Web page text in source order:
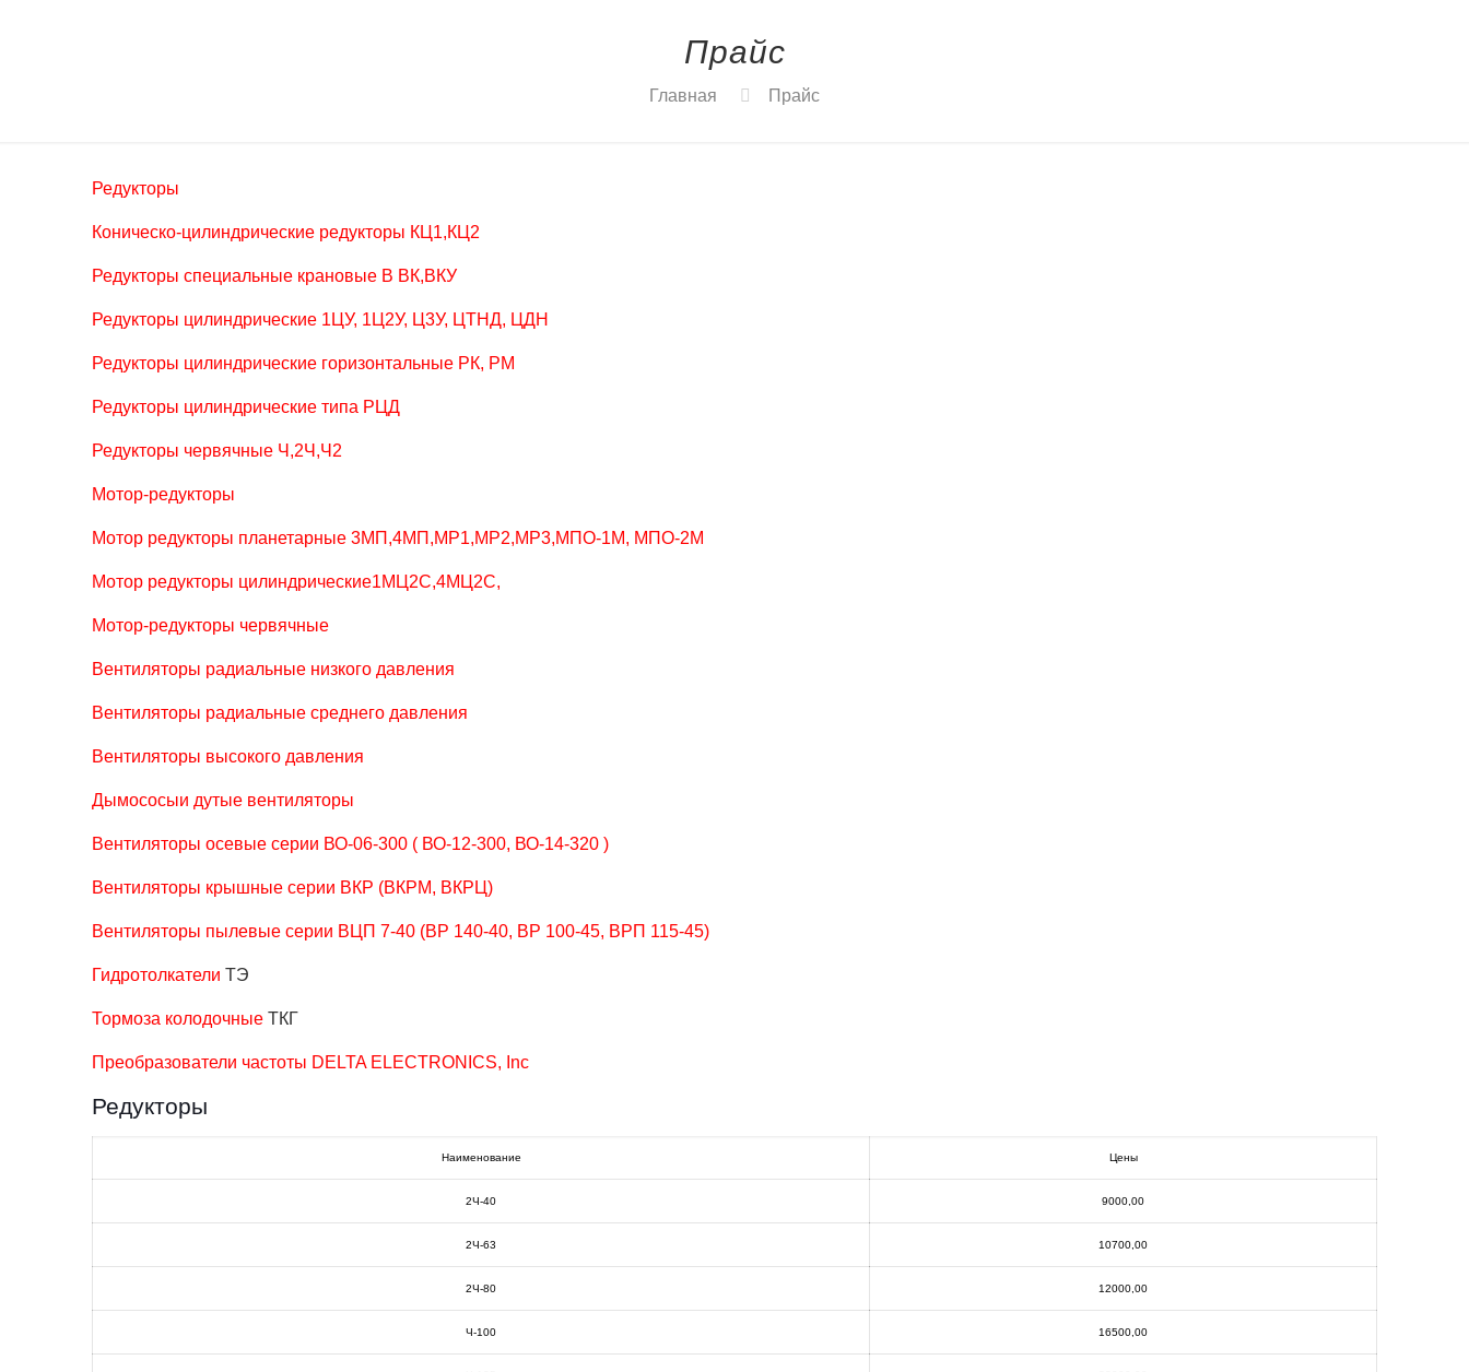
Прайс
Главная Прайс
Редукторы
Коническо-цилиндрические редукторы КЦ1,КЦ2
Редукторы специальные крановые В ВК,ВКУ
Редукторы цилиндрические 1ЦУ, 1Ц2У, Ц3У, ЦТНД, ЦДН
Редукторы цилиндрические горизонтальные РК, РМ
Редукторы цилиндрические типа РЦД
Редукторы червячные Ч,2Ч,Ч2
Мотор-редукторы
Мотор редукторы планетарные 3МП,4МП,МР1,МР2,МР3,МПО-1М, МПО-2М
Мотор редукторы цилиндрические1МЦ2С,4МЦ2С,
Мотор-редукторы червячные
Вентиляторы радиальные низкого давления
Вентиляторы радиальные среднего давления
Вентиляторы высокого давления
Дымососыи дутые вентиляторы
Вентиляторы осевые серии ВО-06-300 ( ВО-12-300, ВО-14-320 )
Вентиляторы крышные серии ВКР (ВКРМ, ВКРЦ)
Вентиляторы пылевые серии ВЦП 7-40 (ВР 140-40, ВР 100-45, ВРП 115-45)
Гидротолкатели ТЭ
Тормоза колодочные ТКГ
Преобразователи частоты DELTA ELECTRONICS, Inc
Редукторы
Наименование Цены
2Ч-40 9000,00
2Ч-63 10700,00
2Ч-80 12000,00
Ч-100 16500,00